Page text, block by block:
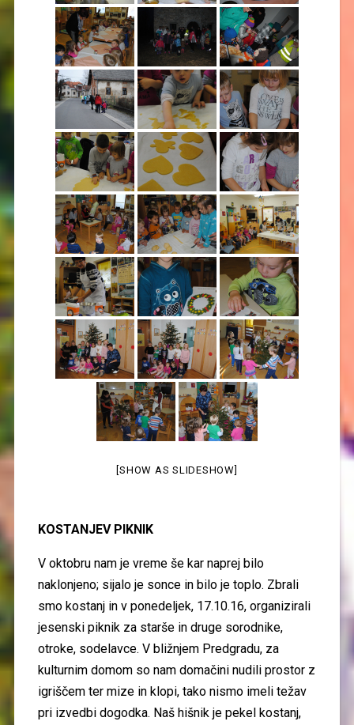
[SHOW AS SLIDESHOW]
KOSTANJEV PIKNIK
V oktobru nam je vreme še kar naprej bilo
naklonjeno; sijalo je sonce in bilo je toplo. Zbrali
smo kostanj in v ponedeljek, 17.10.16, organizirali
jesenski piknik za starše in druge sorodnike,
otroke, sodelavce. V bližnjem Predgradu, za
kulturnim domom so nam domačini nudili prostor z
igriščem ter mize in klopi, tako nismo imeli težav
pri izvedbi dogodka. Naš hišnik je pekel kostanj,